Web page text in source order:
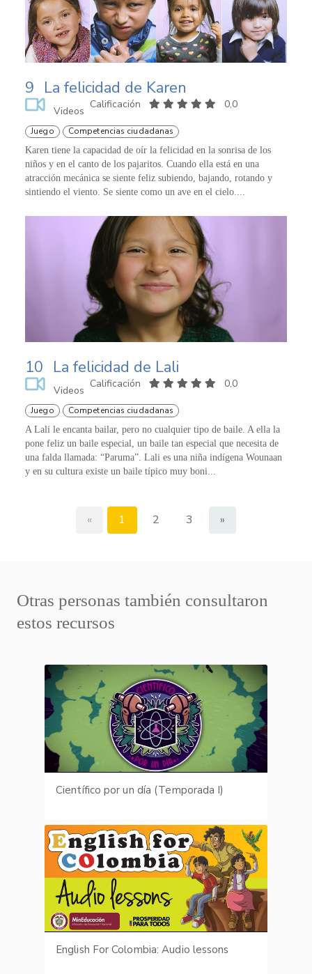
9 La felicidad de Karen
Videos
Calificación 0,0
Juego Competencias ciudadanas
Karen tiene la capacidad de oír la felicidad en la sonrisa de los
niños y en el canto de los pajaritos. Cuando ella está en una
atracción mecánica se siente feliz subiendo, bajando, rotando y
sintiendo el viento. Se siente como un ave en el cielo....
10 La felicidad de Lali
Videos
Calificación 0,0
Juego Competencias ciudadanas
A Lali le encanta bailar, pero no cualquier tipo de baile. A ella la
pone feliz un baile especial, un baile tan especial que necesita de
una falda llamada: “Paruma”. Lali es una niña indígena Wounaan
y en su cultura existe un baile típico muy boni...
« 1 2 3 »
Otras personas también consultaron
estos recursos
Científico por un día (Temporada I)
English For Colombia: Audio lessons